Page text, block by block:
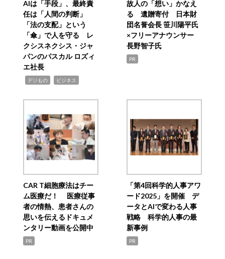
AIは「手段」、最終責
任は「人間の判断」
「法の支配」という
「傘」で人を守る レ
クシスネクシス・ジャ
パンのパスカル ロズィ
エ社長
デジもの ビジネス
故人の「想い」かなえ
る 遺贈寄付 日本財
団名誉会長 笹川陽平氏
×フリーアナウンサー
長野智子氏
PR
CAR T細胞療法はチー
ム医療だ！ 医療従事
者の情熱、患者さんの
思いを伝えるドキュメ
ンタリー動画を公開中
PR
「第4回科学的人事アワ
ード2025」を開催 デ
ータとAIで変わる人事
戦略 科学的人事の最
新事例
PR